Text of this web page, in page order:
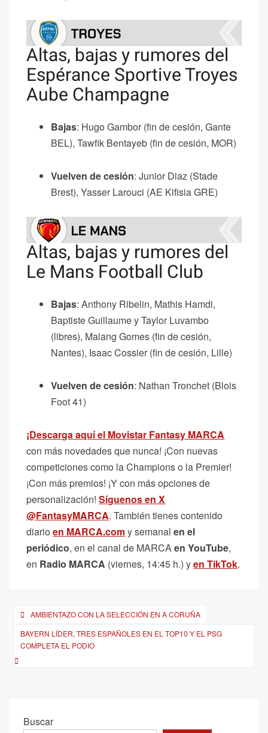
Altas, bajas y rumores del
Espérance Sportive Troyes
Aube Champagne
Bajas: Hugo Gambor (fin de cesión, Gante
BEL), Tawfik Bentayeb (fin de cesión, MOR)
Vuelven de cesión: Junior Diaz (Stade
Brest), Yasser Larouci (AE Kifisia GRE)
Altas, bajas y rumores del
Le Mans Football Club
Bajas: Anthony Ribelin, Mathis Hamdi,
Baptiste Guillaume y Taylor Luvambo
(libres), Malang Gomes (fin de cesión,
Nantes), Isaac Cossier (fin de cesión, Lille)
Vuelven de cesión: Nathan Tronchet (Blois
Foot 41)
¡Descarga aquí el Movistar Fantasy MARCA
con más novedades que nunca! ¡Con nuevas
competiciones como la Champions o la Premier!
¡Con más premios! ¡Y con más opciones de
personalización!Síguenos en X
@FantasyMARCA. También tienes contenido
diarioen MARCA.comy semanalen el
periódico, en el canal de MARCAen YouTube,
en Radio MARCA (viernes, 14:45 h.) yen TikTok.
Navegación
de
entradas
AMBIENTAZO CON LA SELECCIÓN EN A CORUÑA
BAYERN LÍDER, TRES ESPAÑOLES EN EL TOP10 Y EL PSG
COMPLETA EL PODIO
Buscar